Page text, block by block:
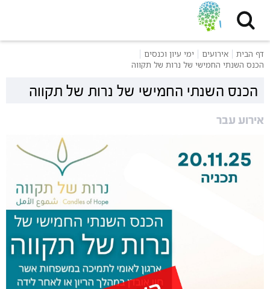
דף הבית אירועים
ימי עיון וכנסים
הכנס השנתי החמישי של נרות של תקווה
הכנס השנתי החמישי של נרות של תקווה
אירוע עבר